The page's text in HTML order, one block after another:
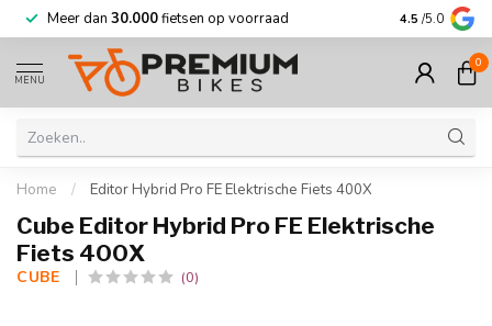
Meer dan 30.000fietsen op voorraad Korting tot
4.5 /5.0
MENU
0
Home / Editor Hybrid Pro FE Elektrische Fiets 400X
Cube Editor Hybrid Pro FE Elektrische
Fiets 400X
CUBE (0)